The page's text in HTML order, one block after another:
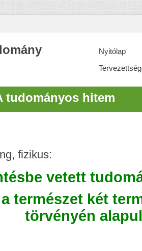
Nyitólap
Tervezettség
tudományos hitem
fizikus:
vetett
természet két
törvényén